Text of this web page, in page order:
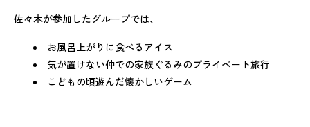
佐々木が参加したグループでは、
お風呂上がりに食べるアイス
気が置けない仲での家族ぐるみのプライベート旅行
こどもの頃遊んだ懐かしいゲーム